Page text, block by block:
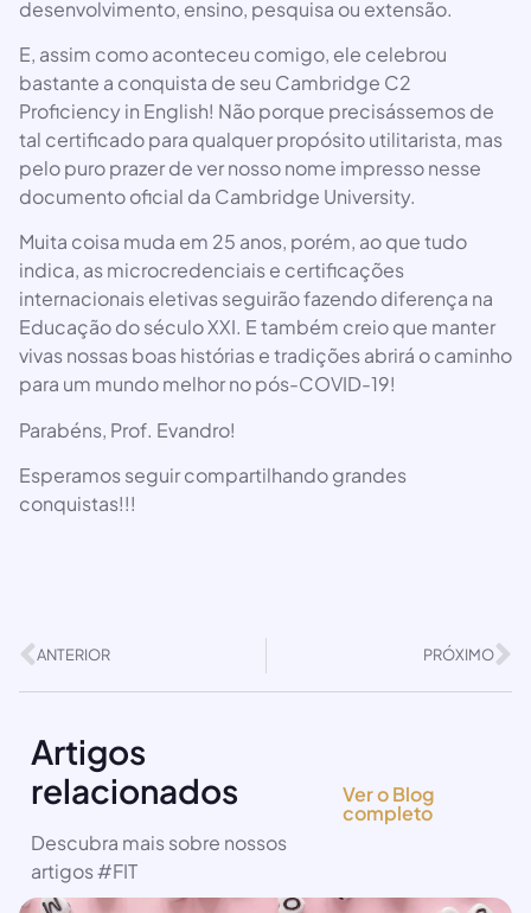
desenvolvimento, ensino, pesquisa ou extensão.
E, assim como aconteceu comigo, ele celebrou
bastante a conquista de seu Cambridge C2
Proficiency in English! Não porque precisássemos de
tal certificado para qualquer propósito utilitarista, mas
pelo puro prazer de ver nosso nome impresso nesse
documento oficial da Cambridge University.
Muita coisa muda em 25 anos, porém, ao que tudo
indica, as microcredenciais e certificações
internacionais eletivas seguirão fazendo diferença na
Educação do século XXI. E também creio que manter
vivas nossas boas histórias e tradições abrirá o caminho
para um mundo melhor no pós-COVID-19!
Parabéns, Prof. Evandro!
Esperamos seguir compartilhando grandes
conquistas!!!
ANTERIOR PRÓXIMO
Artigos
relacionados
Descubra mais sobre nossos
artigos #FIT
Ver o Blog
completo